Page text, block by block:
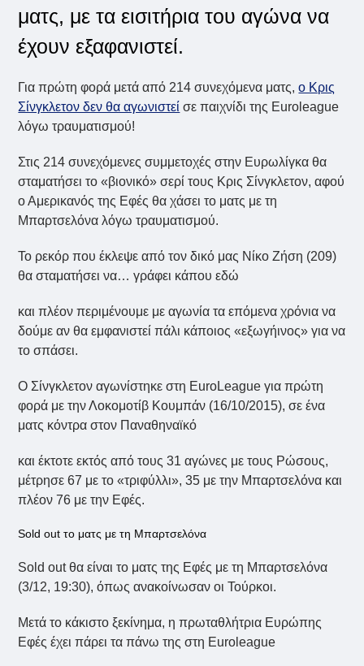
ματς, με τα εισιτήρια του αγώνα να
έχουν εξαφανιστεί.
Για πρώτη φορά μετά από 214 συνεχόμενα ματς,ο Κρις
Σίνγκλετον δεν θα αγωνιστεί σε παιχνίδι της Euroleague
λόγω τραυματισμού!
Στις 214 συνεχόμενες συμμετοχές στην Ευρωλίγκα θα
σταματήσει το «βιονικό» σερί τους Κρις Σίνγκλετον, αφού
ο Αμερικανός της Εφές θα χάσει το ματς με τη
Μπαρτσελόνα λόγω τραυματισμού.
Το ρεκόρ που έκλεψε από τον δικό μας Νίκο Ζήση (209)
θα σταματήσει να… γράφει κάπου εδώ
και πλέον περιμένουμε με αγωνία τα επόμενα χρόνια να
δούμε αν θα εμφανιστεί πάλι κάποιος «εξωγήινος» για να
το σπάσει.
Ο Σίνγκλετον αγωνίστηκε στη EuroLeague για πρώτη
φορά με την Λοκομοτίβ Κουμπάν (16/10/2015), σε ένα
ματς κόντρα στον Παναθηναϊκό
και έκτοτε εκτός από τους 31 αγώνες με τους Ρώσους,
μέτρησε 67 με το «τριφύλλι», 35 με την Μπαρτσελόνα και
πλέον 76 με την Εφές.
Sold out το ματς με τη Μπαρτσελόνα
Sold out θα είναι το ματς της Εφές με τη Μπαρτσελόνα
(3/12, 19:30), όπως ανακοίνωσαν οι Τούρκοι.
Μετά το κάκιστο ξεκίνημα, η πρωταθλήτρια Ευρώπης
Εφές έχει πάρει τα πάνω της στη Euroleague